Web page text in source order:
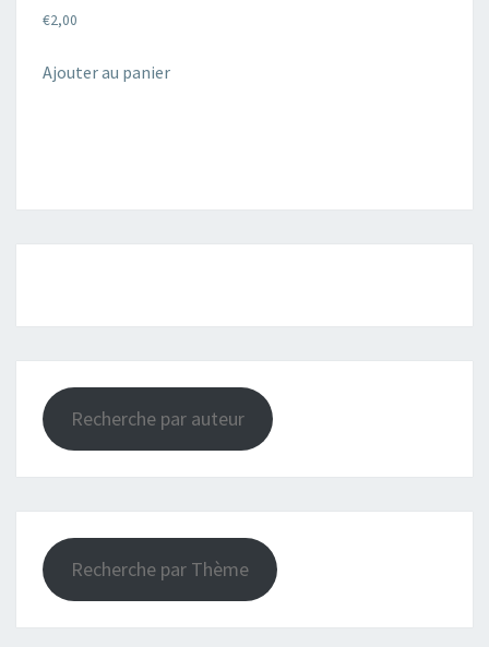
€2,00
Ajouter au panier
Recherche par auteur
Recherche par Thème